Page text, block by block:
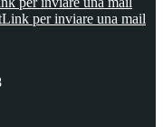
Link per inviare una mail